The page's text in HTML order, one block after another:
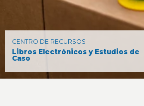
CENTRO DE RECURSOS
Libros Electrónicos y Estudios de
Caso